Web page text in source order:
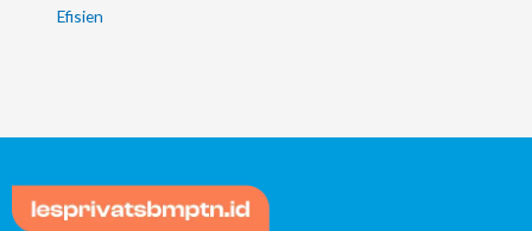
Efisien